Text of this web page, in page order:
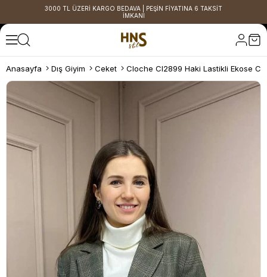
3000 TL ÜZERİ KARGO BEDAVA | PEŞİN FİYATINA 6 TAKSİT
İMKANI
Anasayfa Dış Giyim Ceket Cloche Cl2899 Haki Lastikli Ekose